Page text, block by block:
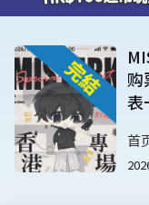
表
首